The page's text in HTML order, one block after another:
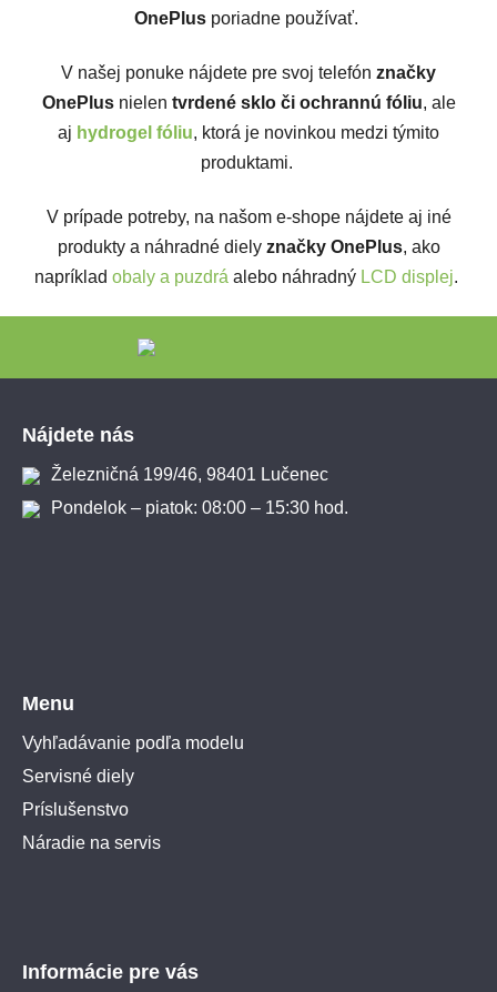
OnePlus poriadne používať.
V našej ponuke nájdete pre svoj telefón značky
OnePlus nielen tvrdené sklo či ochrannú fóliu, ale
aj hydrogel fóliu, ktorá je novinkou medzi týmito
produktami.
V prípade potreby, na našom e-shope nájdete aj iné
produkty a náhradné diely značky OnePlus, ako
napríklad obaly a puzdrá alebo náhradný LCD displej.
Nájdete nás
Železničná 199/46, 98401 Lučenec
Pondelok – piatok: 08:00 – 15:30 hod.
Menu
Vyhľadávanie podľa modelu
Servisné diely
Príslušenstvo
Náradie na servis
Informácie pre vás